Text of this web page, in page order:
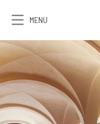
MENU